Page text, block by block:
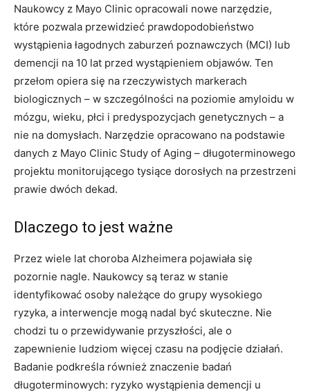
Naukowcy z Mayo Clinic opracowali nowe narzędzie,
które pozwala przewidzieć prawdopodobieństwo
wystąpienia łagodnych zaburzeń poznawczych (MCI) lub
demencji na 10 lat przed wystąpieniem objawów. Ten
przełom opiera się na rzeczywistych markerach
biologicznych – w szczególności na poziomie amyloidu w
mózgu, wieku, płci i predyspozycjach genetycznych – a
nie na domysłach. Narzędzie opracowano na podstawie
danych z Mayo Clinic Study of Aging – długoterminowego
projektu monitorującego tysiące dorosłych na przestrzeni
prawie dwóch dekad.
Dlaczego to jest ważne
Przez wiele lat choroba Alzheimera pojawiała się
pozornie nagle. Naukowcy są teraz w stanie
identyfikować osoby należące do grupy wysokiego
ryzyka, a interwencje mogą nadal być skuteczne. Nie
chodzi tu o przewidywanie przyszłości, ale o
zapewnienie ludziom więcej czasu na podjęcie działań.
Badanie podkreśla również znaczenie badań
długoterminowych: ryzyko wystąpienia demencji u